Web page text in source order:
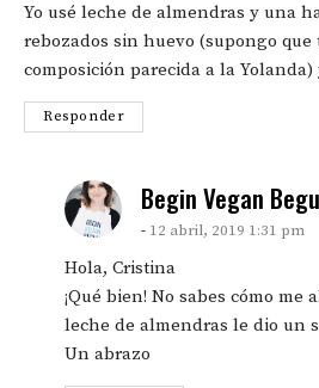
Yo usé leche de almendras y una
rebozados sin huevo (supongo
composición parecida a la
Responder
Begin Vegan
12 abril, 2019 1:31 pm
Hola, Cristina
¡Qué bien! No sabes cómo me
leche de almendras le dio un
Un abrazo